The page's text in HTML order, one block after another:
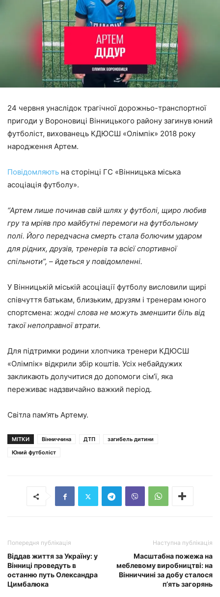
24 червня унаслідок трагічної дорожньо-транспортної
пригоди у Вороновиці Вінницького району загинув юний
футболіст, вихованець КДЮСШ «Олімпік» 2018 року
народження Артем.
Повідомляють на сторінці ГС «Вінницька міська
асоціація футболу».
“Артем лише починав свій шлях у футболі, щиро любив
гру та мріяв про майбутні перемоги на футбольному
полі. Його передчасна смерть стала болючим ударом
для рідних, друзів, тренерів та всієї спортивної
спільноти”, – йдеться у повідомленні.
У Вінницькій міській асоціації футболу висловили щирі
співчуття батькам, близьким, друзям і тренерам юного
спортсмена: жодні слова не можуть зменшити біль від
такої непоправної втрати.
Для підтримки родини хлопчика тренери КДЮСШ
«Олімпік» відкрили збір коштів. Усіх небайдужих
закликають долучитися до допомоги сім’ї, яка
переживає надзвичайно важкий період.
Світла пам’ять Артему.
МІТКИ Вінниччина ДТП
загибель дитини
Юний футболіст
Попередня публікація
Віддав життя за Україну: у
Вінниці проведуть в
останню путь Олександра
Цимбалюка
Наступна публікація
Масштабна пожежа на
меблевому виробництві: на
Вінниччині за добу сталося
п’ять загорянь